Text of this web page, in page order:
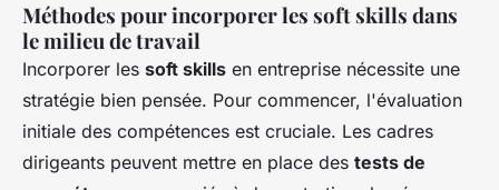
Méthodes pour incorporer les soft skills dans
le milieu de travail
Incorporer les soft skills en entreprise nécessite une
stratégie bien pensée. Pour commencer, l'évaluation
initiale des compétences est cruciale. Les cadres
dirigeants peuvent mettre en place des tests de